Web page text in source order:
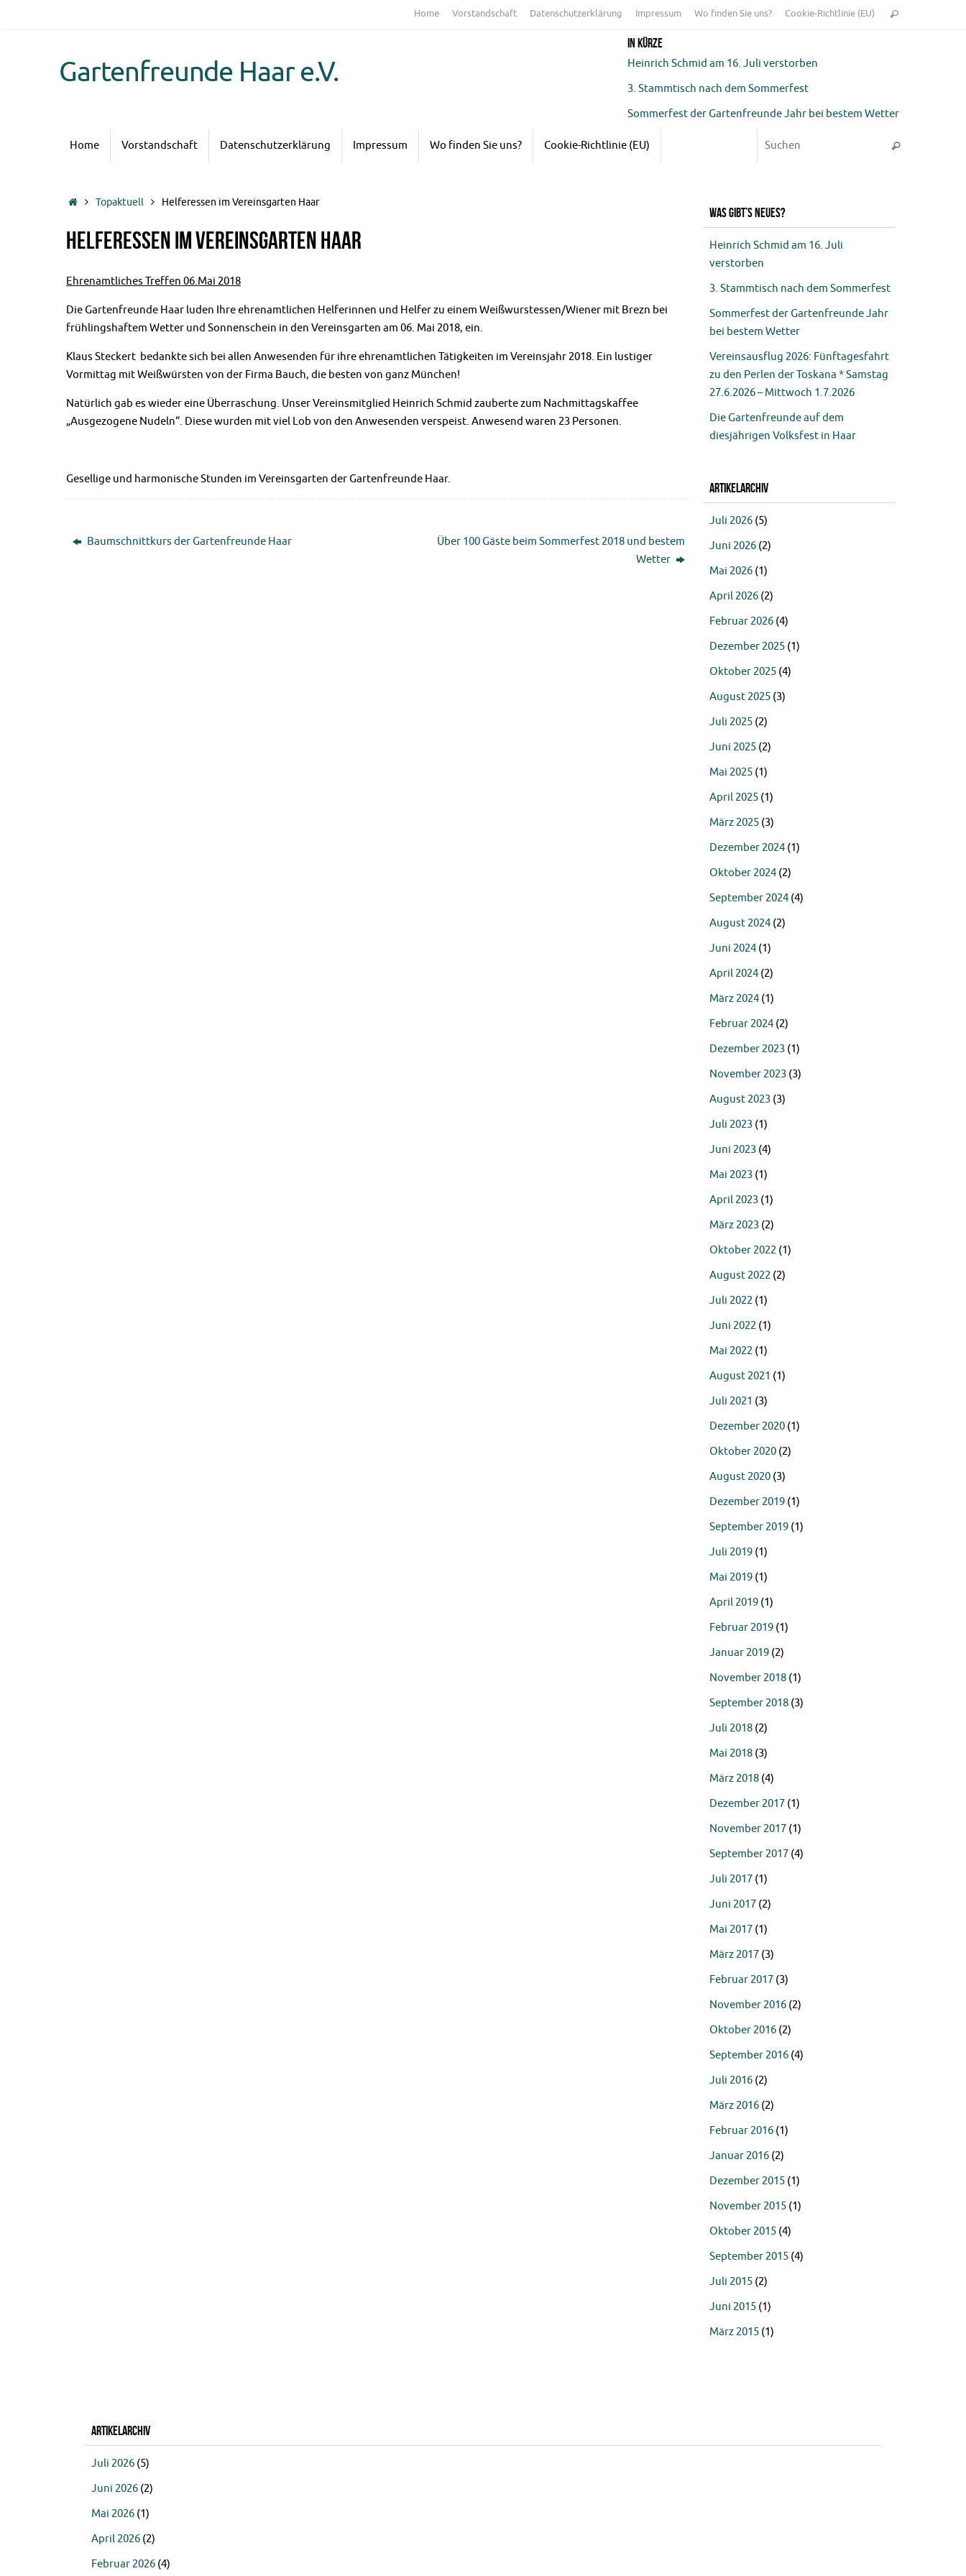
Home Vorstandschaft Datenschutzerklärung Impressum Wo finden Sie uns? Cookie-Richtlinie (EU) Suchen
Gartenfreunde Haar e.V.
In Kürze
Heinrich Schmid am 16. Juli verstorben
3. Stammtisch nach dem Sommerfest
Sommerfest der Gartenfreunde Jahr bei bestem Wetter
Vereinsausflug 2026: Fünftagesfahrt zu den Perlen
Inhalt
Home Vorstandschaft Datenschutzerklärung Impressum Wo finden Sie uns? Cookie-Richtlinie (EU) Suchen
StartTopaktuell Helferessen im Vereinsgarten Haar
Helferessen im Vereinsgarten Haar
Ehrenamtliches Treffen 06.Mai 2018
Die Gartenfreunde Haar luden Ihre ehrenamtlichen Helferinnen und Helfer zu einem Weißwurstessen/Wiener mit Brezn bei
frühlingshaftem Wetter und Sonnenschein in den Vereinsgarten am 06. Mai 2018, ein.
Klaus Steckert bedankte sich bei allen Anwesenden für ihre ehrenamtlichen Tätigkeiten im Vereinsjahr 2018. Ein lustiger
Vormittag mit Weißwürsten von der Firma Bauch, die besten von ganz München!
Natürlich gab es wieder eine Überraschung. Unser Vereinsmitglied Heinrich Schmid zauberte zum Nachmittagskaffee
„Ausgezogene Nudeln“. Diese wurden mit viel Lob von den Anwesenden verspeist. Anwesend waren 23 Personen.
Gesellige und harmonische Stunden im Vereinsgarten der Gartenfreunde Haar.
Baumschnittkurs der Gartenfreunde Haar
Über 100 Gäste beim Sommerfest 2018 und bestem
Wetter
Was gibt’s Neues?
Heinrich Schmid am 16. Juli
verstorben
3. Stammtisch nach dem Sommerfest
Sommerfest der Gartenfreunde Jahr
bei bestem Wetter
Vereinsausflug 2026: Fünftagesfahrt
zu den Perlen der Toskana * Samstag
27.6.2026 – Mittwoch 1.7.2026
Die Gartenfreunde auf dem
diesjährigen Volksfest in Haar
Artikelarchiv
Juli 2026 (5)
Juni 2026 (2)
Mai 2026 (1)
April 2026 (2)
Februar 2026 (4)
Dezember 2025 (1)
Oktober 2025 (4)
August 2025 (3)
Juli 2025 (2)
Juni 2025 (2)
Mai 2025 (1)
April 2025 (1)
März 2025 (3)
Dezember 2024 (1)
Oktober 2024 (2)
September 2024 (4)
August 2024 (2)
Juni 2024 (1)
April 2024 (2)
März 2024 (1)
Februar 2024 (2)
Dezember 2023 (1)
November 2023 (3)
August 2023 (3)
Juli 2023 (1)
Juni 2023 (4)
Mai 2023 (1)
April 2023 (1)
März 2023 (2)
Oktober 2022 (1)
August 2022 (2)
Juli 2022 (1)
Juni 2022 (1)
Mai 2022 (1)
August 2021 (1)
Juli 2021 (3)
Dezember 2020 (1)
Oktober 2020 (2)
August 2020 (3)
Dezember 2019 (1)
September 2019 (1)
Juli 2019 (1)
Mai 2019 (1)
April 2019 (1)
Februar 2019 (1)
Januar 2019 (2)
November 2018 (1)
September 2018 (3)
Juli 2018 (2)
Mai 2018 (3)
März 2018 (4)
Dezember 2017 (1)
November 2017 (1)
September 2017 (4)
Juli 2017 (1)
Juni 2017 (2)
Mai 2017 (1)
März 2017 (3)
Februar 2017 (3)
November 2016 (2)
Oktober 2016 (2)
September 2016 (4)
Juli 2016 (2)
März 2016 (2)
Februar 2016 (1)
Januar 2016 (2)
Dezember 2015 (1)
November 2015 (1)
Oktober 2015 (4)
September 2015 (4)
Juli 2015 (2)
Juni 2015 (1)
März 2015 (1)
Artikelarchiv
Juli 2026 (5)
Juni 2026 (2)
Mai 2026 (1)
April 2026 (2)
Februar 2026 (4)